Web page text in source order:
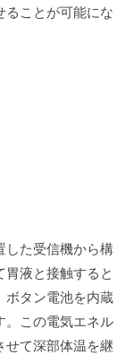
ることが可能にな
した受信機から構
胃液と接触すると
ボタン電池を内蔵
。この電気エネル
せて深部体温を継